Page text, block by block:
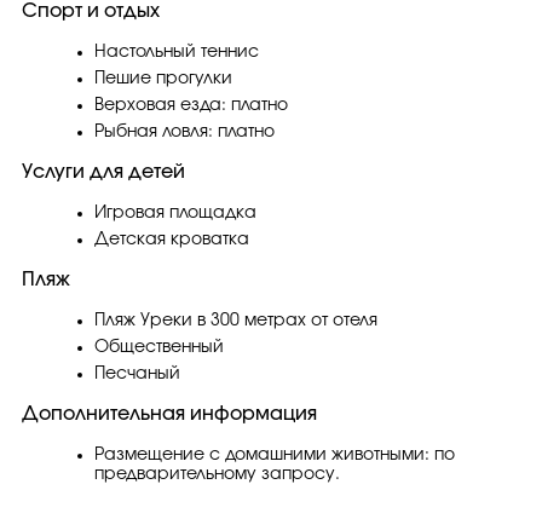
Спорт и отдых
Настольный теннис
Пешие прогулки
Верховая езда: платно
Рыбная ловля: платно
Услуги для детей
Игровая площадка
Детская кроватка
Пляж
Пляж Уреки в 300 метрах от отеля
Общественный
Песчаный
Дополнительная информация
Размещение с домашними животными: по
предварительному запросу.